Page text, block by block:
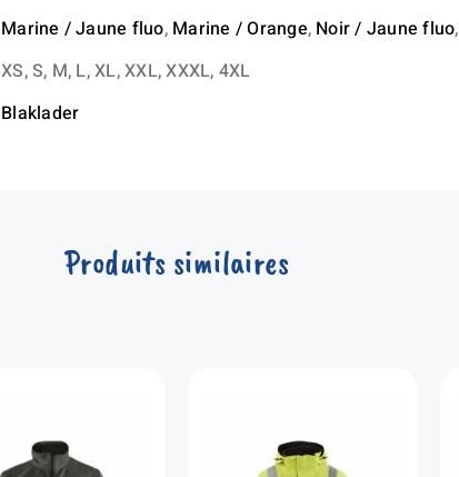
Marine / Jaune fluo, Marine / Orange, Noir / Jaune fluo,
XS, S, M, L, XL, XXL, XXXL, 4XL
Blaklader
Produits similaires